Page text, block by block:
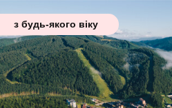
з будь-якого віку